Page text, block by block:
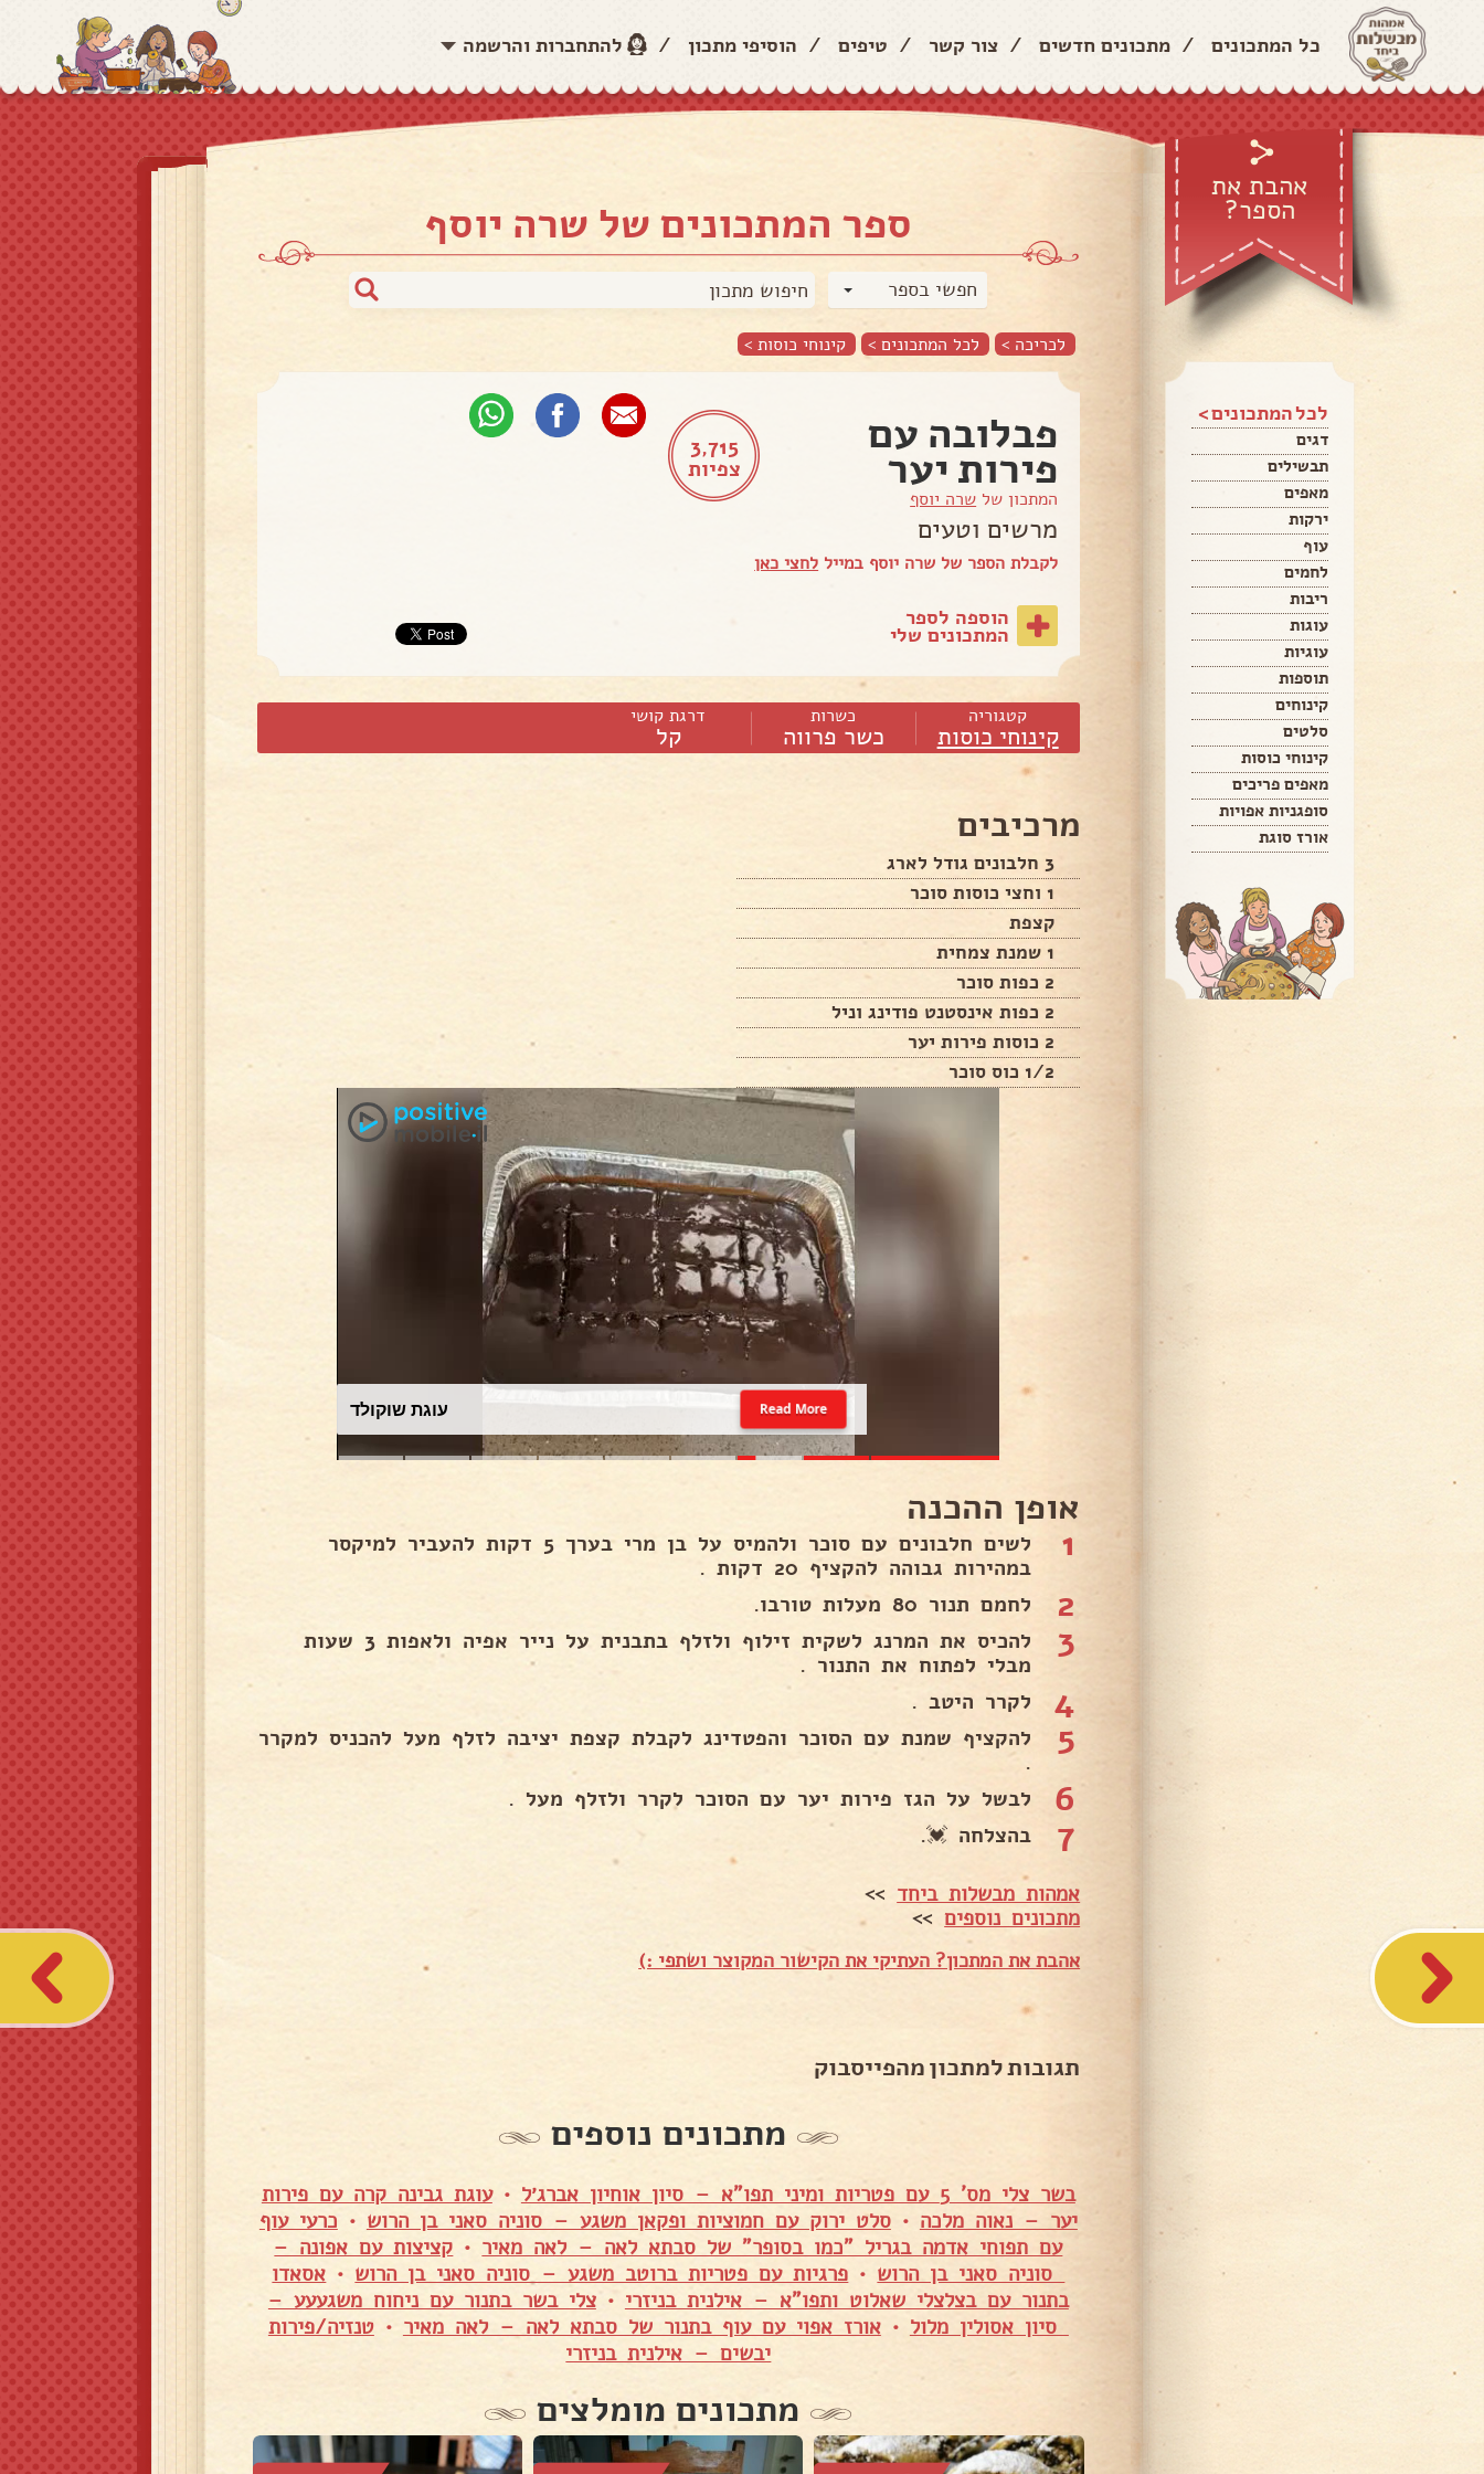
כל המתכונים / מתכונים חדשים / צור קשר / טיפים / הוסיפי מתכון / להתחברות והרשמה
אהבת את
הספר?
לכל המתכונים >
דגים
תבשילים
מאפים
ירקות
עוף
לחמים
ריבות
עוגות
עוגיות
תוספות
קינוחים
סלטים
קינוחי כוסות
מאפים פריכים
סופגניות אפויות
אורז סוגת
ספר המתכונים של שרה יוסף
חפשי בספר
לכריכה > לכל המתכונים > קינוחי כוסות >
3,715
צפיות
פבלובה עם
פירות יער
המתכון של שרה יוסף
מרשים וטעים
לקבלת הספר של שרה יוסף במייל לחצי כאן
הוספה לספר
המתכונים שלי
קטגוריה
קינוחי כוסות
כשרות
כשר פרווה
דרגת קושי
קל
מרכיבים
3 חלבונים גודל לארג
1 וחצי כוסות סוכר
קצפת
1 שמנת צמחית
2 כפות סוכר
2 כפות אינסטנט פודינג וניל
2 כוסות פירות יער
1/2 כוס סוכר
עוגת שוקולד Read More
אופן ההכנה
1
לשים חלבונים עם סוכר ולהמיס על בן מרי בערך 5 דקות להעביר למיקסר
במהירות גבוהה להקציף 20 דקות .
2 לחמם תנור 80 מעלות טורבו.
3
להכיס את המרנג לשקית זילוף ולזלף בתבנית על נייר אפיה ולאפות 3 שעות
מבלי לפתוח את התנור .
4 לקרר היטב .
5
להקציף שמנת עם הסוכר והפטדינג לקבלת קצפת יציבה לזלף מעל להכניס למקרר
.
6 לבשל על הגז פירות יער עם הסוכר לקרר ולזלף מעל .
7 בהצלחה 💓.
אמהות מבשלות ביחד >>
מתכונים נוספים>>
אהבת את המתכון? העתיקי את הקישור המקוצר ושתפי :)
תגובות למתכון מהפייסבוק
מתכונים נוספים
בשר צלי מס' 5 עם פטריות ומיני תפו"א – סיון אוחיון אברג׳ל •עוגת גבינה קרה עם פירות
יער – נאוה מלכה •סלט ירוק עם חמוציות ופקאן משגע – סוניה סאני בן הרוש • כרעי עוף
עם תפוחי אדמה בגריל "כמו בסופר" של סבתא לאה – לאה מאיר • קציצות עם אפונה –
סוניה סאני בן הרוש • פרגיות עם פטריות ברוטב משגע – סוניה סאני בן הרוש • אסאדו
בתנור עם בצלצלי שאלוט ותפו"א – אילנית בניזרי •צלי בשר בתנור עם ניחוח משגעעע –
סיון אסולין מלול •אורז אפוי עם עוף בתנור של סבתא לאה – לאה מאיר •טנזיה/פירות
יבשים – אילנית בניזרי
מתכונים מומלצים